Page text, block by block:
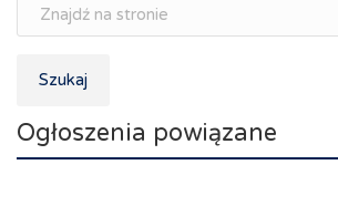
Szukaj
Ogłoszenia powiązane